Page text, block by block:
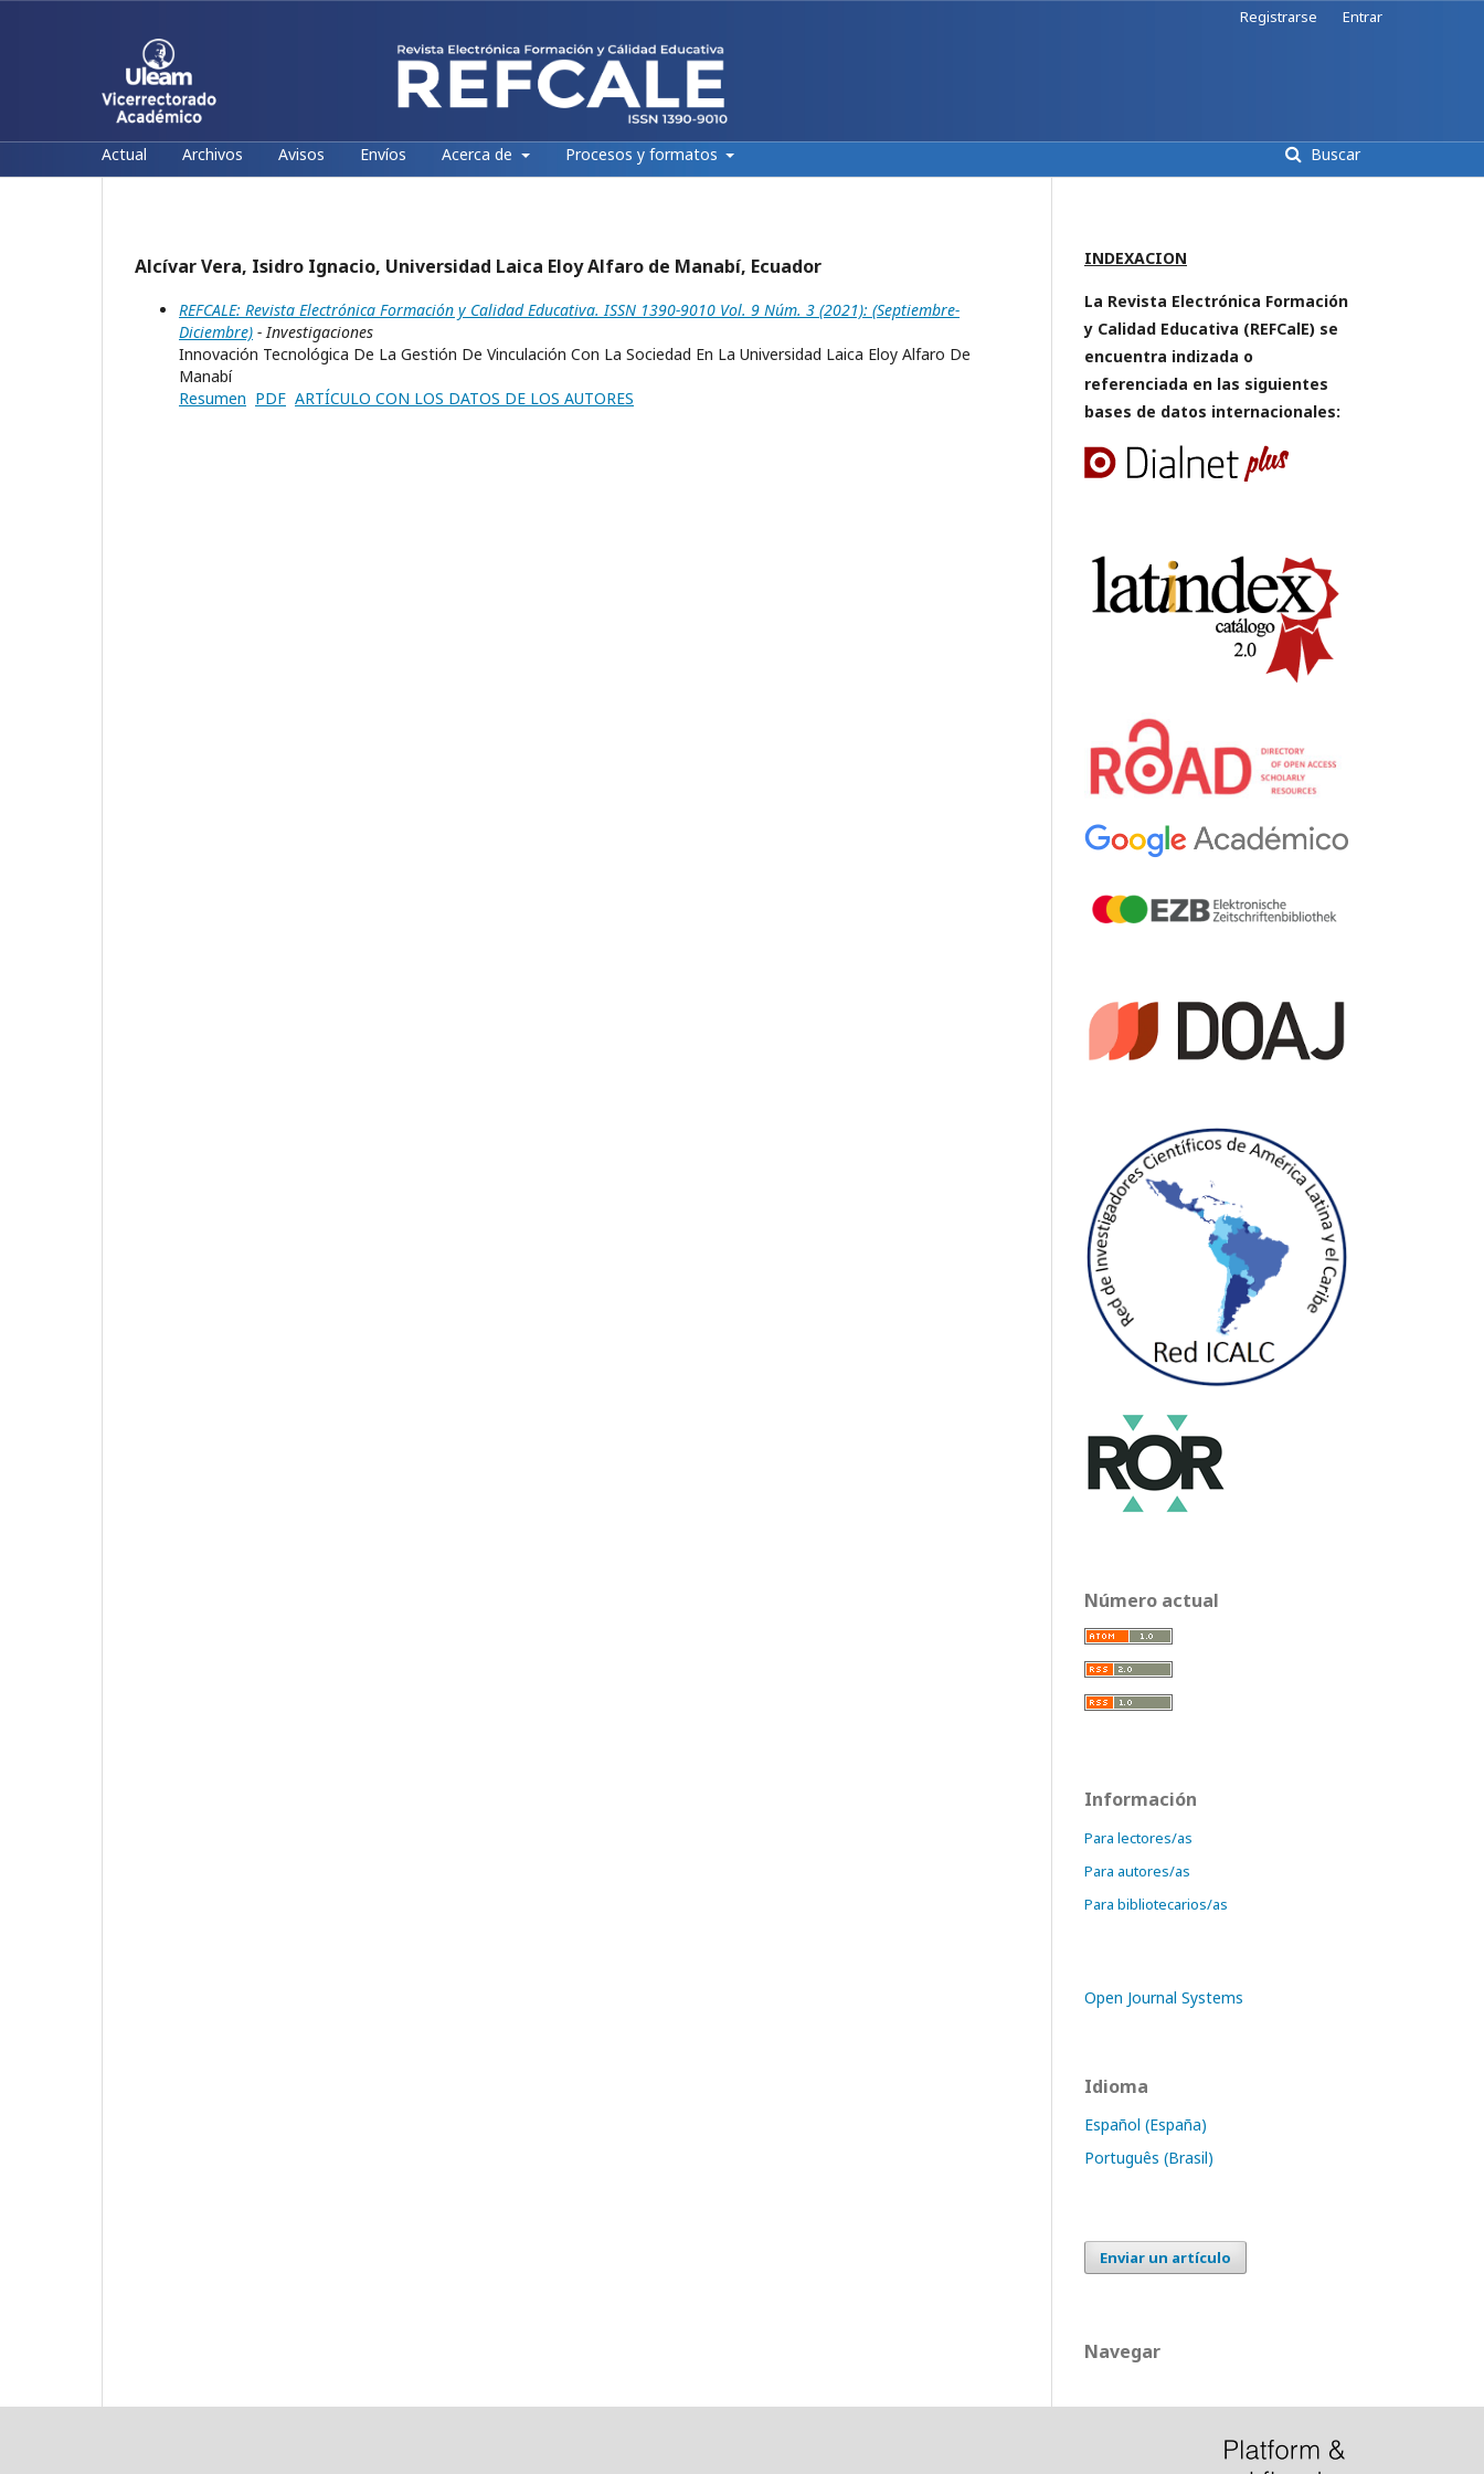
Actual Archivos Avisos Envíos Acerca de Procesos y formatos Buscar
Registrarse Entrar
Alcívar Vera, Isidro Ignacio, Universidad Laica Eloy Alfaro de Manabí, Ecuador
REFCALE: Revista Electrónica Formación y Calidad Educativa. ISSN 1390-9010 Vol. 9 Núm. 3 (2021): (Septiembre-
Diciembre) - Investigaciones
Innovación Tecnológica De La Gestión De Vinculación Con La Sociedad En La Universidad Laica Eloy Alfaro De
Manabí
Resumen PDF ARTÍCULO CON LOS DATOS DE LOS AUTORES
INDEXACION
La Revista Electrónica Formación
y Calidad Educativa (REFCalE) se
encuentra indizada o
referenciada en las siguientes
bases de datos internacionales:
Número actual
Información
Para lectores/as
Para autores/as
Para bibliotecarios/as
Open Journal Systems
Idioma
Español (España)
Português (Brasil)
Enviar un artículo
Navegar